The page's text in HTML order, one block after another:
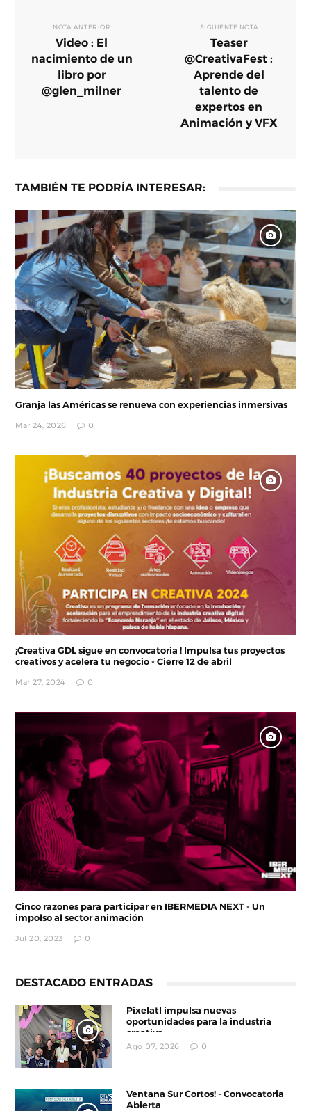
NOTA ANTERIOR
Video : El
nacimiento de un
libro por
@glen_milner
SIGUIENTE NOTA
Teaser
@CreativaFest :
Aprende del
talento de
expertos en
Animación y VFX
TAMBIÉN TE PODRÍA INTERESAR:
Granja las Américas se renueva con experiencias inmersivas
Mar 24, 2026 0
¡Creativa GDL sigue en convocatoria ! Impulsa tus proyectos
creativos y acelera tu negocio - Cierre 12 de abril
Mar 27, 2024 0
Cinco razones para participar en IBERMEDIA NEXT - Un
impolso al sector animación
Jul 20, 2023 0
DESTACADO ENTRADAS
Pixelatl impulsa nuevas
oportunidades para la industria
creativa
Ago 07, 2026 0
Ventana Sur Cortos! - Convocatoria
Abierta